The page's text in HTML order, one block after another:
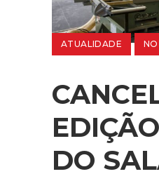
ATUALIDADE
DO